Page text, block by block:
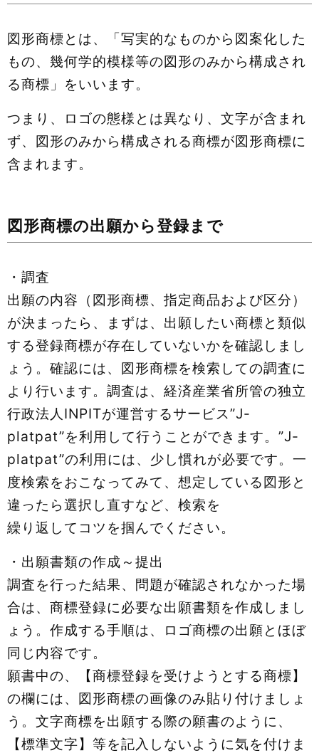
図形商標とは、「写実的なものから図案化した
もの、幾何学的模様等の図形のみから構成され
る商標」をいいます。
つまり、ロゴの態様とは異なり、文字が含まれ
ず、図形のみから構成される商標が図形商標に
含まれます。
図形商標の出願から登録まで
・調査
出願の内容（図形商標、指定商品および区分）
が決まったら、まずは、出願したい商標と類似
する登録商標が存在していないかを確認しまし
ょう。確認には、図形商標を検索しての調査に
より行います。調査は、経済産業省所管の独⽴
⾏政法⼈INPITが運営するサービス”J-
platpat”を利用して行うことができます。”J-
platpat”の利用には、少し慣れが必要です。⼀
度検索をおこなってみて、想定している図形と
違ったら選択し直すなど、検索を
繰り返してコツを掴んでください。
・出願書類の作成～提出
調査を行った結果、問題が確認されなかった場
合は、商標登録に必要な出願書類を作成しまし
ょう。作成する手順は、ロゴ商標の出願とほぼ
同じ内容です。
願書中の、【商標登録を受けようとする商標】
の欄には、図形商標の画像のみ貼り付けましょ
う。文字商標を出願する際の願書のように、
【標準文字】等を記入しないように気を付けま